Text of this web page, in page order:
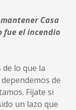
Casa
fue el incendio
de lo que la
de
Fíjate si
un lazo que